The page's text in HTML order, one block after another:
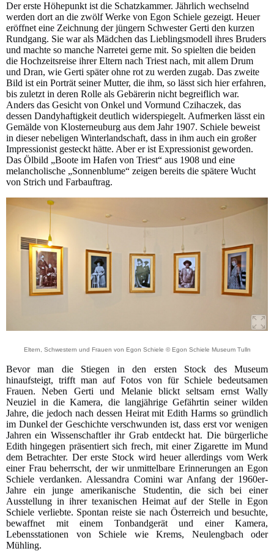
Der erste Höhepunkt ist die Schatzkammer. Jährlich wechselnd
werden dort an die zwölf Werke von Egon Schiele gezeigt. Heuer
eröffnet eine Zeichnung der jüngern Schwester Gerti den kurzen
Rundgang. Sie war als Mädchen das Lieblingsmodell ihres Bruders
und machte so manche Narretei gerne mit. So spielten die beiden
die Hochzeitsreise ihrer Eltern nach Triest nach, mit allem Drum
und Dran, wie Gerti später ohne rot zu werden zugab. Das zweite
Bild ist ein Porträt seiner Mutter, die ihm, so lässt sich hier erfahren,
bis zuletzt in deren Rolle als Gebärerin nicht begreiflich war.
Anders das Gesicht von Onkel und Vormund Czihaczek, das
dessen Dandyhaftigkeit deutlich widerspiegelt. Aufmerken lässt ein
Gemälde von Klosterneuburg aus dem Jahr 1907. Schiele beweist
in dieser nebeligen Winterlandschaft, dass in ihm auch ein großer
Impressionist gesteckt hätte. Aber er ist Expressionist geworden.
Das Ölbild „Boote im Hafen von Triest“ aus 1908 und eine
melancholische „Sonnenblume“ zeigen bereits die spätere Wucht
von Strich und Farbauftrag.
Eltern, Schwestern und Frauen von Egon Schiele © Egon Schiele Museum Tulln
Bevor man die Stiegen in den ersten Stock des Museum
hinaufsteigt, trifft man auf Fotos von für Schiele bedeutsamen
Frauen. Neben Gerti und Melanie blickt seltsam ernst Wally
Neuziel in die Kamera, die langjährige Gefährtin seiner wilden
Jahre, die jedoch nach dessen Heirat mit Edith Harms so gründlich
im Dunkel der Geschichte verschwunden ist, dass erst vor wenigen
Jahren ein Wissenschaftler ihr Grab entdeckt hat. Die bürgerliche
Edith hingegen präsentiert sich frech, mit einer Zigarette im Mund
dem Betrachter. Der erste Stock wird heuer allerdings vom Werk
einer Frau beherrscht, der wir unmittelbare Erinnerungen an Egon
Schiele verdanken. Alessandra Comini war Anfang der 1960er-
Jahre ein junge amerikanische Studentin, die sich bei einer
Ausstellung in ihrer texanischen Heimat auf der Stelle in Egon
Schiele verliebte. Spontan reiste sie nach Österreich und besuchte,
bewaffnet mit einem Tonbandgerät und einer Kamera,
Lebensstationen von Schiele wie Krems, Neulengbach oder
Mühling.